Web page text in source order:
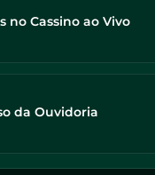
no Cassino ao Vivo
da Ouvidoria